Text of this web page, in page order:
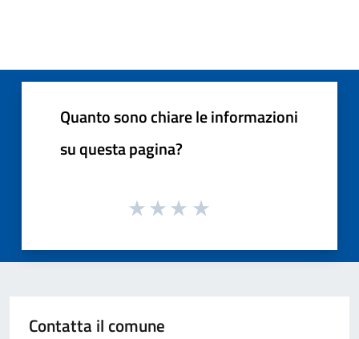
Quanto sono chiare le informazioni
su questa pagina?
Contatta il comune